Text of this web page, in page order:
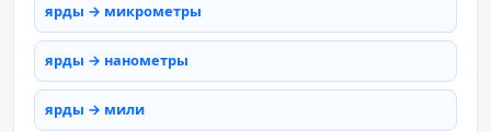
ярды → микрометры
ярды → нанометры
ярды → мили